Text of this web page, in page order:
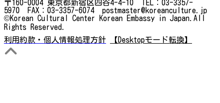
〒160-0004 東京都新宿区四谷4-4-10 TEL：03-3357-
5970 FAX：03-3357-6074 postmaster@koreanculture.jp
©Korean Cultural Center Korean Embassy in Japan.All
Rights Reserved.
利用約款・個人情報処理方針
【Desktopモード転換】